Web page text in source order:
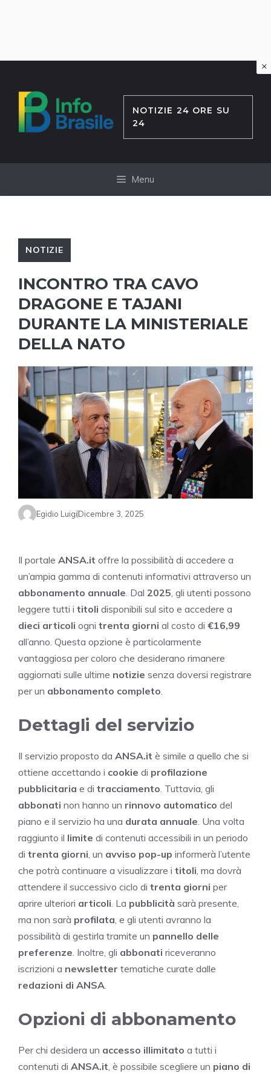
contenuto
NOTIZIE 24 ORE SU
24
Menu
NOTIZIE
INCONTRO TRA CAVO
DRAGONE E TAJANI
DURANTE LA MINISTERIALE
DELLA NATO
Egidio LuigiDicembre 3, 2025
Il portale ANSA.it offre la possibilità di accedere a
un’ampia gamma di contenuti informativi attraverso un
abbonamento annuale. Dal 2025, gli utenti possono
leggere tutti i titoli disponibili sul sito e accedere a
dieci articoli ogni trenta giorni al costo di €16,99
all’anno. Questa opzione è particolarmente
vantaggiosa per coloro che desiderano rimanere
aggiornati sulle ultime notizie senza doversi registrare
per un abbonamento completo.
Dettagli del servizio
Il servizio proposto da ANSA.it è simile a quello che si
ottiene accettando i cookie di profilazione
pubblicitaria e di tracciamento. Tuttavia, gli
abbonati non hanno un rinnovo automatico del
piano e il servizio ha una durata annuale. Una volta
raggiunto il limite di contenuti accessibili in un periodo
di trenta giorni, un avviso pop-up informerà l’utente
che potrà continuare a visualizzare i titoli, ma dovrà
attendere il successivo ciclo di trenta giorni per
aprire ulteriori articoli. La pubblicità sarà presente,
ma non sarà profilata, e gli utenti avranno la
possibilità di gestirla tramite un pannello delle
preferenze. Inoltre, gli abbonati riceveranno
iscrizioni a newsletter tematiche curate dalle
redazioni di ANSA.
Opzioni di abbonamento
Per chi desidera un accesso illimitato a tutti i
contenuti di ANSA.it, è possibile scegliere un piano di
×